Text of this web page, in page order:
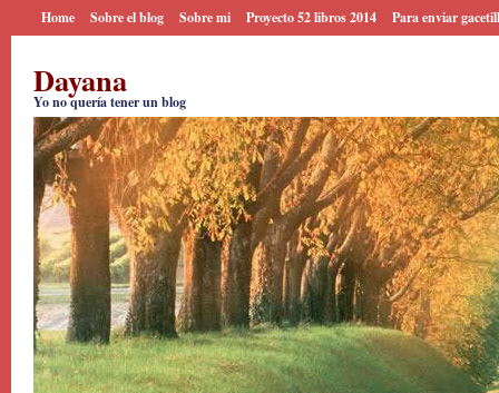
Home Sobre el blog Sobre mi Proyecto 52 libros 2014 Para enviar
Dayana
Yo no quería tener un blog